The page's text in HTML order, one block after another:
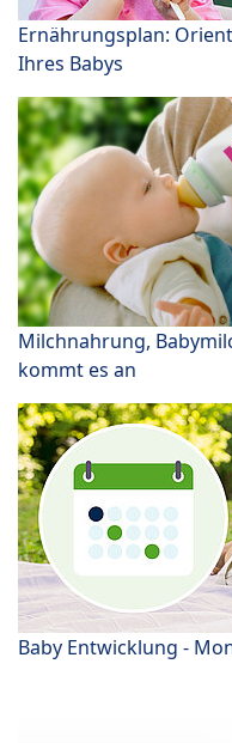
Ernährungsplan:
Ihres Babys
Milchnahrung,
kommt es an
Baby Entwicklung -